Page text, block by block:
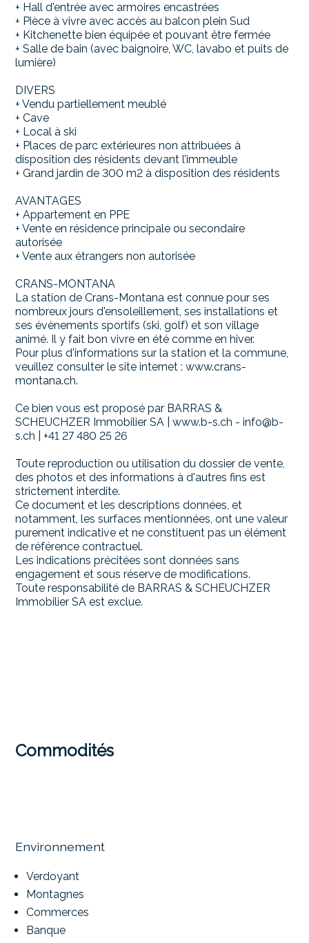
+ Hall d'entrée avec armoires encastrées
+ Pièce à vivre avec accès au balcon plein Sud
+ Kitchenette bien équipée et pouvant être fermée
+ Salle de bain (avec baignoire, WC, lavabo et puits de
lumière)
DIVERS
+ Vendu partiellement meublé
+ Cave
+ Local à ski
+ Places de parc extérieures non attribuées à
disposition des résidents devant l’immeuble
+ Grand jardin de 300 m2 à disposition des résidents
AVANTAGES
+ Appartement en PPE
+ Vente en résidence principale ou secondaire
autorisée
+ Vente aux étrangers non autorisée
CRANS-MONTANA
La station de Crans-Montana est connue pour ses
nombreux jours d'ensoleillement, ses installations et
ses évènements sportifs (ski, golf) et son village
animé. Il y fait bon vivre en été comme en hiver.
Pour plus d'informations sur la station et la commune,
veuillez consulter le site internet : www.crans-
montana.ch.
Ce bien vous est proposé par BARRAS &
SCHEUCHZER Immobilier SA | www.b-s.ch - info@b-
s.ch | +41 27 480 25 26
Toute reproduction ou utilisation du dossier de vente,
des photos et des informations à d'autres fins est
strictement interdite.
Ce document et les descriptions données, et
notamment, les surfaces mentionnées, ont une valeur
purement indicative et ne constituent pas un élément
de référence contractuel.
Les indications précitées sont données sans
engagement et sous réserve de modifications.
Toute responsabilité de BARRAS & SCHEUCHZER
Immobilier SA est exclue.
Commodités
Environnement
Verdoyant
Montagnes
Commerces
Banque